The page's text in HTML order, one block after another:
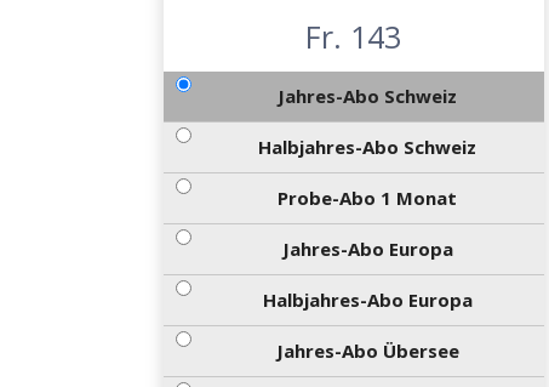
Fr. 143
Jahres-Abo Schweiz
Halbjahres-Abo Schweiz
Probe-Abo 1 Monat
Jahres-Abo Europa
Halbjahres-Abo Europa
Jahres-Abo Übersee